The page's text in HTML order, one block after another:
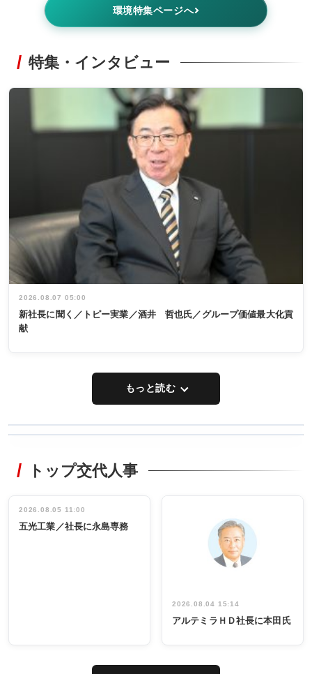
環境特集ページへ
特集・インタビュー
2026.08.07 05:00
新社長に聞く／トピー実業／酒井 哲也氏／グループ価値最大化貢
献
もっと読む
非鉄業界で
インタビュ
ー／社内ア
タックトレー
祝う 業界関
係者ら220人
出席
トップ交代人事
2026.08.05 11:00
五光工業／社長に永島専務
2026.08.04 15:14
アルテミラＨＤ社長に本田氏